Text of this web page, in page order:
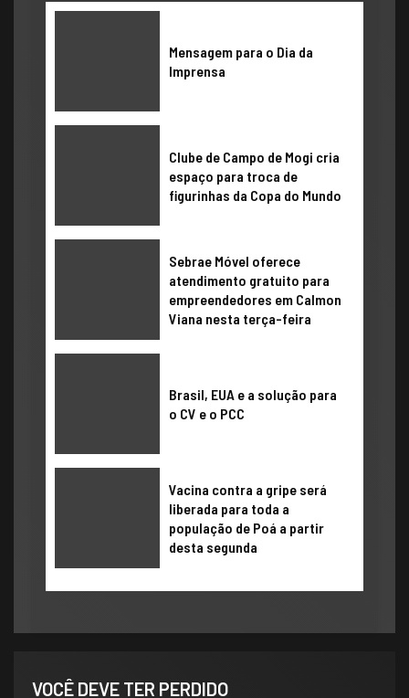
​Mensagem para o Dia da
Imprensa
Clube de Campo de Mogi cria
espaço para troca de
figurinhas da Copa do Mundo
Sebrae Móvel oferece
atendimento gratuito para
empreendedores em Calmon
Viana nesta terça-feira
Brasil, EUA e a solução para
o CV e o PCC
Vacina contra a gripe será
liberada para toda a
população de Poá a partir
desta segunda
VOCÊ DEVE TER PERDIDO